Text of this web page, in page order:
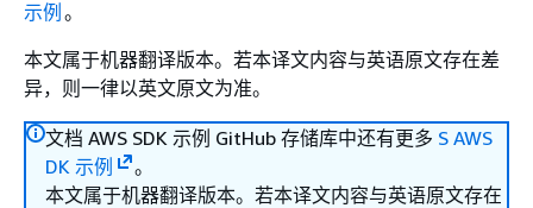
示例 。
本文属于机器翻译版本。若本译文内容与英语原文存在差
异，则一律以英文原文为准。
文档 AWS SDK 示例 GitHub 存储库中还有更多 S AWS
DK 示例
。
本文属于机器翻译版本。若本译文内容与英语原文存在